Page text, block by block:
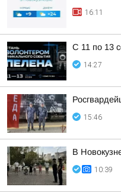
16:11
С 11 по 13
14:27
15:46
В
10:39